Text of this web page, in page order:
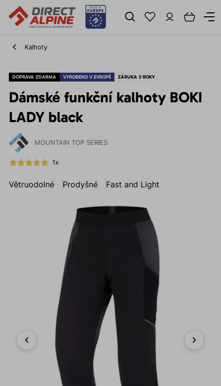
Kalhoty
DOPRAVA ZDARMA VYROBENO V EVROPĚ ZÁRUKA 3 ROKY
Dámské funkční kalhoty BOKI
LADY black
MOUNTAIN TOP SERIES
1x
Větruodolné Prodyšné Fast and Light